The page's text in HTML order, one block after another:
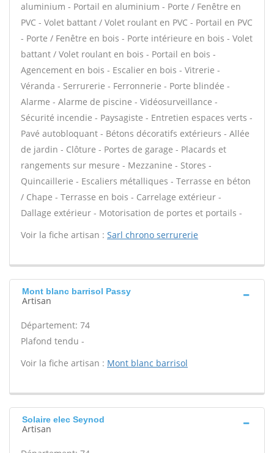
aluminium - Portail en aluminium - Porte / Fenêtre en
PVC - Volet battant / Volet roulant en PVC - Portail en PVC
- Porte / Fenêtre en bois - Porte intérieure en bois - Volet
battant / Volet roulant en bois - Portail en bois -
Agencement en bois - Escalier en bois - Vitrerie -
Véranda - Serrurerie - Ferronnerie - Porte blindée -
Alarme - Alarme de piscine - Vidéosurveillance -
Sécurité incendie - Paysagiste - Entretien espaces verts -
Pavé autobloquant - Bétons décoratifs extérieurs - Allée
de jardin - Clôture - Portes de garage - Placards et
rangements sur mesure - Mezzanine - Stores -
Quincaillerie - Escaliers métalliques - Terrasse en béton
/ Chape - Terrasse en bois - Carrelage extérieur -
Dallage extérieur - Motorisation de portes et portails -
Voir la fiche artisan : Sarl chrono serrurerie
Mont blanc barrisol Passy
Artisan
Département: 74
Plafond tendu -
Voir la fiche artisan : Mont blanc barrisol
Solaire elec Seynod
Artisan